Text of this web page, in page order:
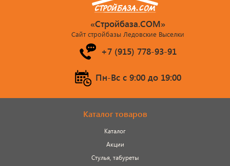
«Стройбаза.COM»
Сайт стройбазы Ледовские Выселки
+7 (915) 778-93-91
Пн-Вс c 9:00 до 19:00
Каталог товаров
Каталог
Акции
Стулья, табуреты